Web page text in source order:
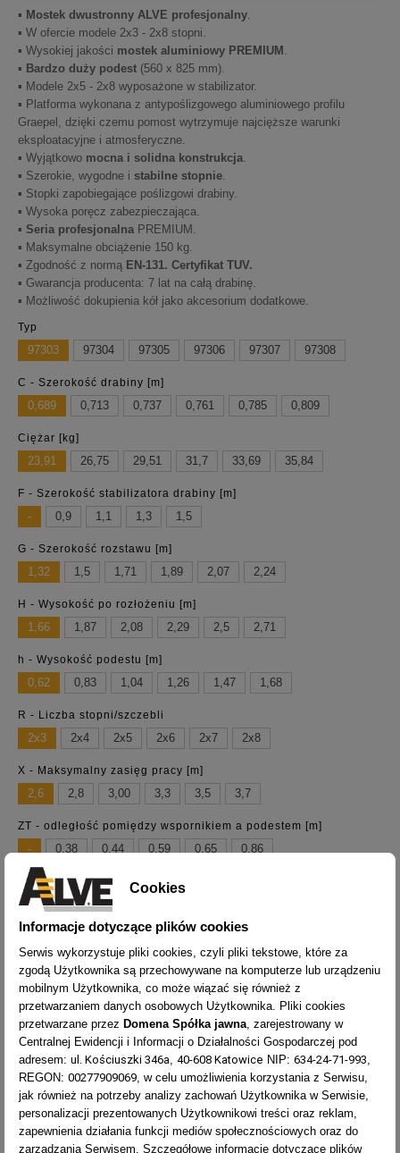
▪ Mostek dwustronny ALVE profesjonalny.
▪ W ofercie modele 2x3 - 2x8 stopni.
▪ Wysokiej jakości mostek aluminiowy PREMIUM .
▪ Bardzo duży podest (560 x 825 mm).
▪ Modele 2x5 - 2x8 wyposażone w stabilizator.
▪ Platforma wykonana z antypoślizgowego aluminiowego profilu
Graepel, dzięki czemu pomost wytrzymuje najcięższe warunki
eksploatacyjne i atmosferyczne.
▪ Wyjątkowo mocna i solidna konstrukcja.
▪ Szerokie, wygodne i stabilne stopnie.
▪ Stopki zapobiegające poślizgowi drabiny.
▪ Wysoka poręcz zabezpieczająca.
▪ Seria profesjonalna PREMIUM.
▪ Maksymalne obciążenie 150 kg.
▪ Zgodność z normą EN-131. Certyfikat TUV.
▪ Gwarancja producenta: 7 lat na całą drabinę.
▪ Możliwość dokupienia kół jako akcesorium dodatkowe.
Typ
97303 97304 97305 97306 97307 97308
C - Szerokość drabiny [m]
0,689 0,713 0,737 0,761 0,785 0,809
Ciężar [kg]
23,91 26,75 29,51 31,7 33,69 35,84
F - Szerokość stabilizatora drabiny [m]
- 0,9 1,1 1,3 1,5
G - Szerokość rozstawu [m]
1,32 1,5 1,71 1,89 2,07 2,24
H - Wysokość po rozłożeniu [m]
1,66 1,87 2,08 2,29 2,5 2,71
h - Wysokość podestu [m]
0,62 0,83 1,04 1,26 1,47 1,68
R - Liczba stopni/szczebli
2x3 2x4 2x5 2x6 2x7 2x8
X - Maksymalny zasięg pracy [m]
2,6 2,8 3,00 3,3 3,5 3,7
ZT - odległość pomiędzy wspornikiem a podestem [m]
- 0,38 0,44 0,59 0,65 0,86
STABILIZATOR
SZER. [MM]
LICZBA
STOPNI
ZASIĘG
[M]
CIĘŻAR
[KG]
TYP 97303
STABILIZATOR SZER. [MM]
LICZBA STOPNI 2x3
CIĘŻAR [KG] 23,91
Cookies
Informacje dotyczące plików cookies
Serwis wykorzystuje pliki cookies, czyli pliki tekstowe, które za
zgodą Użytkownika są przechowywane na komputerze lub urządzeniu
mobilnym Użytkownika, co może wiązać się również z
przetwarzaniem danych osobowych Użytkownika. Pliki cookies
przetwarzane przez Domena Spółka jawna, zarejestrowany w
Centralnej Ewidencji i Informacji o Działalności Gospodarczej pod
adresem: ul. Kościuszki 346a, 40-608 Katowice NIP: 634-24-71-993,
REGON: 00277909069, w celu umożliwienia korzystania z Serwisu,
jak również na potrzeby analizy zachowań Użytkownika w Serwisie,
personalizacji prezentowanych Użytkownikowi treści oraz reklam,
zapewnienia działania funkcji mediów społecznościowych oraz do
zarządzania Serwisem. Szczegółowe informacje dotyczące plików